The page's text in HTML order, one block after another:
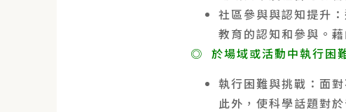
社區參與與認知提升
教育的認知和參與。
◎ 於場域或活動中執行困
執行困難與挑戰：面
此外，使科學話題對